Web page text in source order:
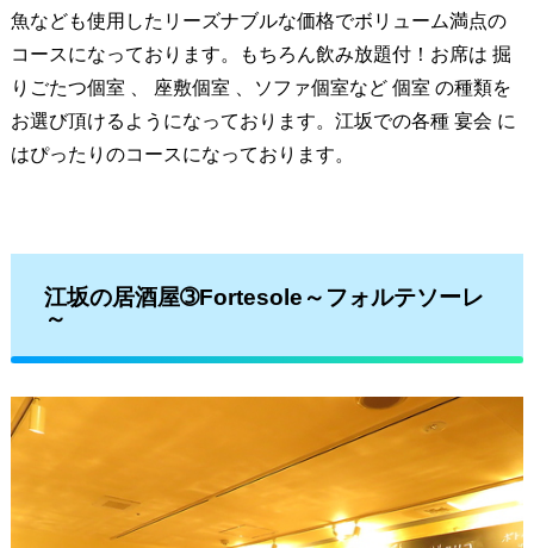
魚なども使用したリーズナブルな価格でボリューム満点の
コースになっております。もちろん飲み放題付！お席は 掘
りごたつ個室 、 座敷個室 、ソファ個室など 個室 の種類を
お選び頂けるようになっております。江坂での各種 宴会 に
はぴったりのコースになっております。
江坂の居酒屋➂Fortesole～フォルテソーレ
～